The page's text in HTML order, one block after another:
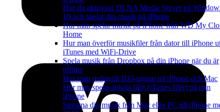
Hur du aktiverar DLNA Media Server på
10 och spelar din musik på iPhone
Hur man spelar musik på iPhone från WD My
Home
Hur man överför musikfiler från dator till iPhone
iTunes med WiFi-Drive
Spela musik från Dropbox på din iPhone när du är
offline
Hur man redigerar ID3-taggar på iPhone och Mac
Hur man spelar lokala filer (iTunes-filer) på min
iPhone
Streama din musik från Mac eller PC till iPhone